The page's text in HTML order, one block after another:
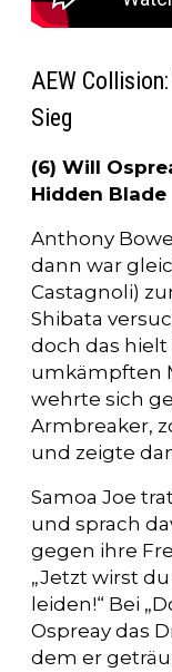
AEW
Sieg
(6) Will
Hidden Blade
Anthony
dann war
Castagnoli)
Shibata
doch das
umkämpften
wehrte sich
Armbreaker,
und zeigte
Samoa Joe
und sprach
gegen ihre
„Jetzt wirst
leiden!“ Bei
Ospreay das
dem er